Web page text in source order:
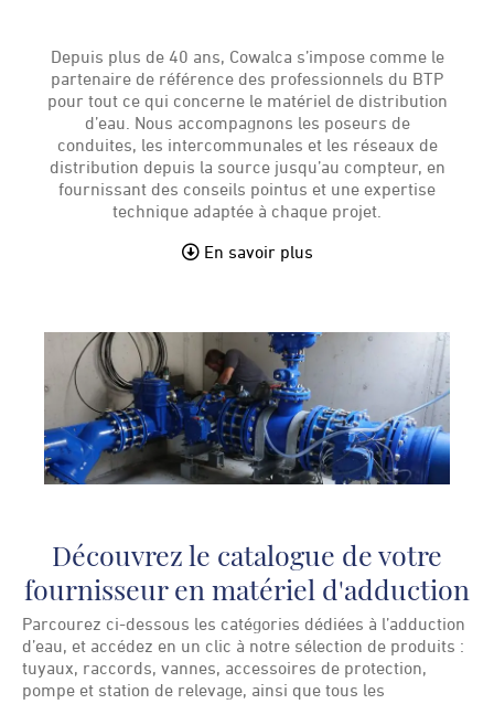
Depuis plus de 40 ans, Cowalca s’impose comme le
partenaire de référence des professionnels du BTP
pour tout ce qui concerne le matériel de distribution
d’eau. Nous accompagnons les poseurs de
conduites, les intercommunales et les réseaux de
distribution depuis la source jusqu’au compteur, en
fournissant des conseils pointus et une expertise
technique adaptée à chaque projet.
En savoir plus
Découvrez le catalogue de votre
fournisseur en matériel d'adduction
Parcourez ci-dessous les catégories dédiées à l’adduction
d’eau, et accédez en un clic à notre sélection de produits :
tuyaux, raccords, vannes, accessoires de protection,
pompe et station de relevage, ainsi que tous les